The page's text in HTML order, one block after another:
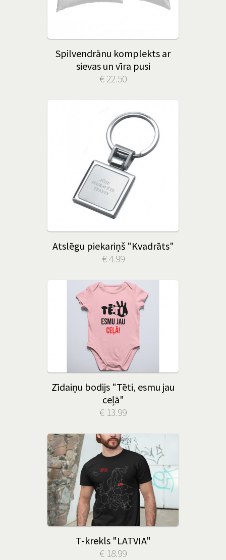
Spilvendrānu komplekts ar
sievas un vīra pusi
€ 22.50
Atslēgu piekariņš "Kvadrāts"
€ 4.99
Zīdaiņu bodijs "Tēti, esmu jau
ceļā"
€ 13.99
T-krekls "LATVIA"
€ 18.99